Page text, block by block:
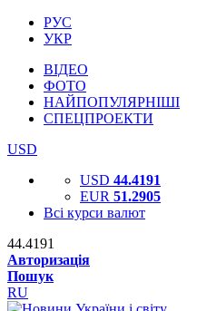
РУС
УКР
ВІДЕО
ФОТО
НАЙПОПУЛЯРНІШІ
СПЕЦПРОЕКТИ
USD
USD 44.4191
EUR 51.2905
Всі курси валют
44.4191
Авторизація
Пошук
RU